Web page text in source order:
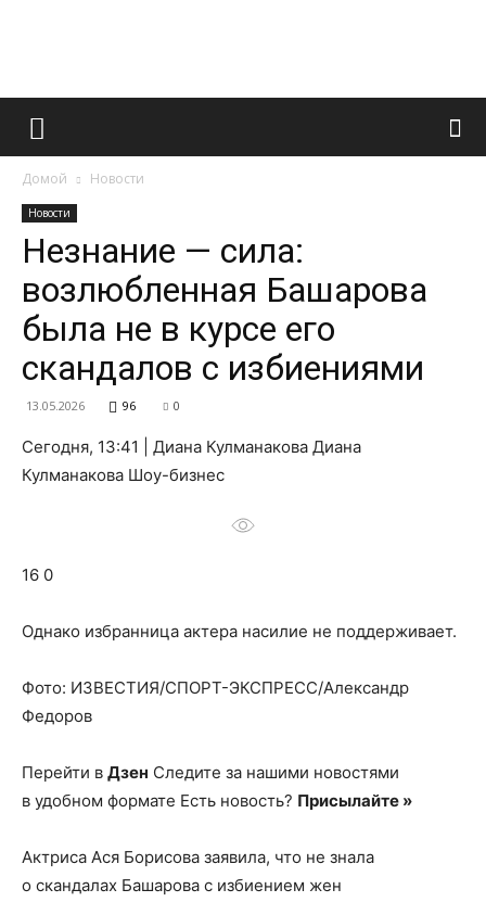
Французский
и
Домой Новости
Новости
Незнание — сила:
возлюбленная Башарова
была не в курсе его
скандалов с избиениями
13.05.2026 96 0
Сегодня, 13:41 | Диана Кулманакова Диана
Кулманакова Шоу-бизнес
16 0
Однако избранница актера насилие не поддерживает.
Фото: ИЗВЕСТИЯ/СПОРТ-ЭКСПРЕСС/Александр
Федоров
Перейти в Дзен Следите за нашими новостями
в удобном формате Есть новость? Присылайте »
Актриса Ася Борисова заявила, что не знала
о скандалах Башарова с избиением жен